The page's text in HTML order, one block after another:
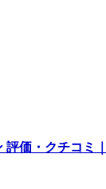
評価・クチコミ